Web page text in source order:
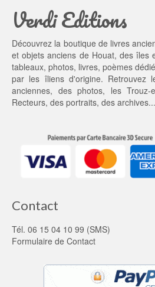
t :
5,
0
0 €.
Verdi Editions
Découvrez la boutique de livres
et objets anciens de Houat, des îles
tableaux, photos, livres, poèmes
par les îliens d'origine. Retrouvez
anciennes, desphotos, lesTrouz-
Recteurs, des portraits, des archives...
Contact
Tél. 06 15 04 10 99 (SMS)
Formulaire de Contact